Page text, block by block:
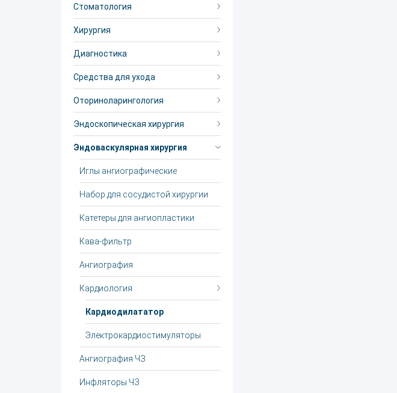
Стоматология
Хирургия
Диагностика
Средства для ухода
Оториноларингология
Эндоскопическая хирургия
Эндоваскулярная хирургия
Иглы ангиографические
Набор для сосудистой хирургии
Катетеры для ангиопластики
Кава-фильтр
Ангиография
Кардиология
Кардиодилататор
Электрокардиостимуляторы
Ангиография ЧЗ
Инфляторы ЧЗ